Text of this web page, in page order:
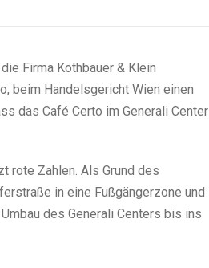
Firma Kothbauer & Klein
beim Handelsgericht Wien einen
das Café Certo im Generali Center
rote Zahlen. Als Grund des
in eine Fußgängerzone und
des Generali Centers bis ins